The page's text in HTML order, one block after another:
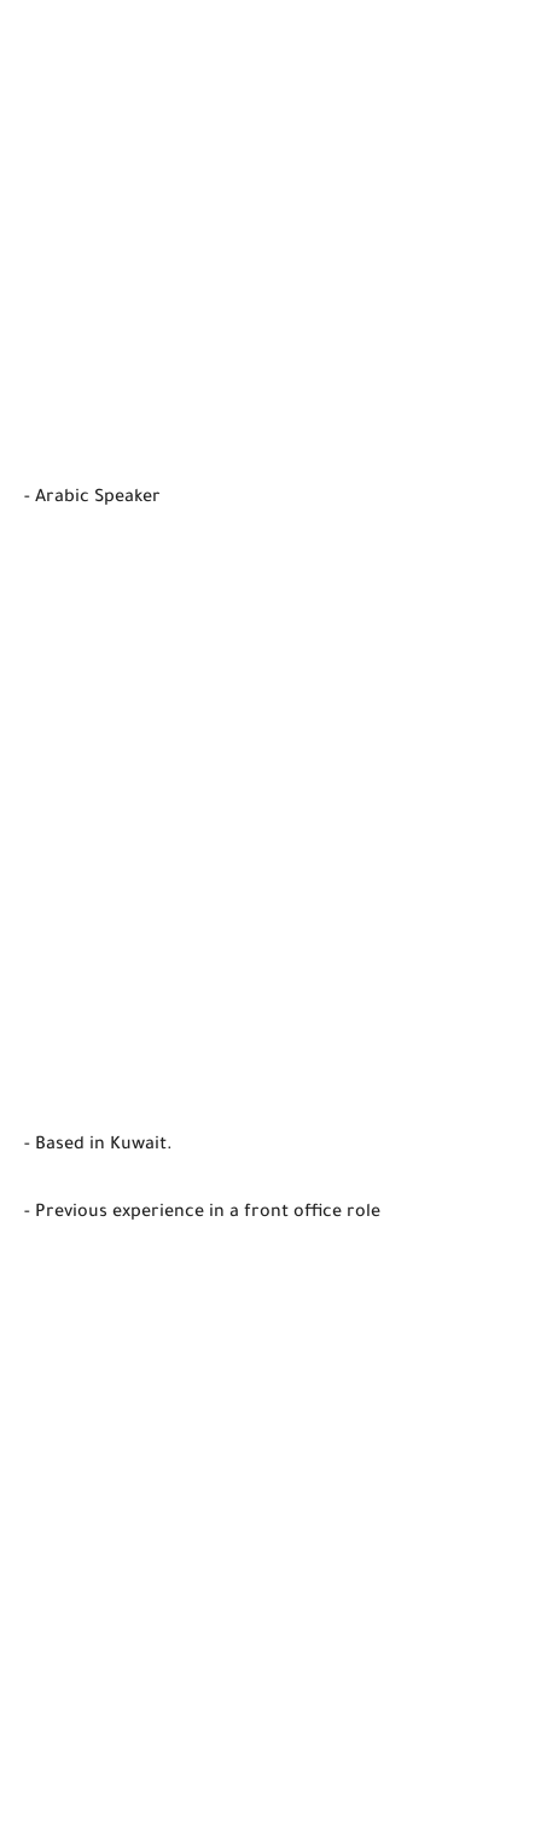
- Arabic Speaker
- Based in Kuwait.
- Previous experience in a front office role